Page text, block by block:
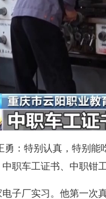
：特别认真，特别
职车工证书、中职钳
子厂实习。他第一次